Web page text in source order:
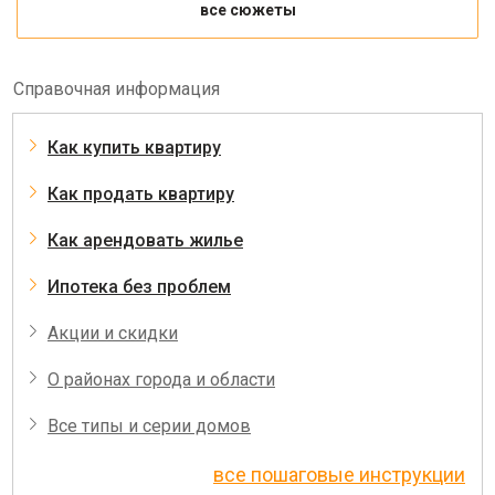
все сюжеты
Справочная информация
Как купить квартиру
Как продать квартиру
Как арендовать жилье
Ипотека без проблем
Акции и скидки
О районах города и области
Все типы и серии домов
все пошаговые инструкции